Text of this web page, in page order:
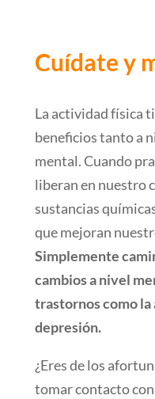
Cuídate y
La actividad física
beneficios tanto a
mental. Cuando
liberan en nuestro
sustancias
que mejoran
Simplemente
cambios a nivel
trastornos como la
depresión.
¿Eres de los
tomar contacto